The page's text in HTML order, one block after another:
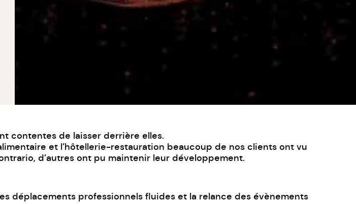
contentes de laisser derrière elles.
et l’hôtellerie-restauration beaucoup de nos clients ont vu
d’autres ont pu maintenir leur développement.
déplacements professionnels fluides et la relance des évènements